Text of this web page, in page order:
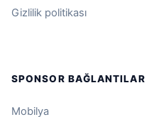
Gizlilik politikası
SPONSOR BAĞLANTILAR
Mobilya